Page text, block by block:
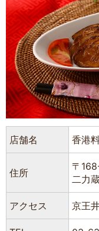
店舗名 香港
住所
〒
二力
アクセス 京王